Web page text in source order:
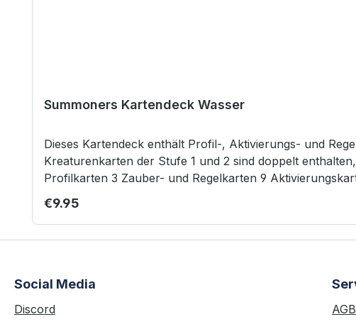
Summoners Kartendeck Wasser
Dieses Kartendeck enthält Profil-, Aktivierungs- und
Kreaturenkarten der Stufe 1 und 2 sind doppelt
Regular price:
€9.95
Social Media
Discord
AGB